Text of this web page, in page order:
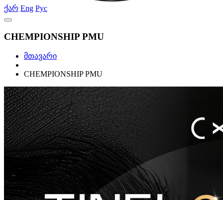
ქარ Eng Рус
CHEMPIONSHIP PMU
მთავარი
CHEMPIONSHIP PMU